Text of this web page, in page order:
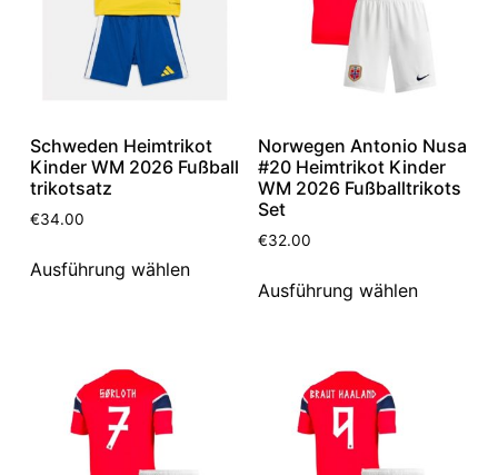
Schweden Heimtrikot
Kinder WM 2026 Fußball
trikotsatz
€34.00
Ausführung wählen
Norwegen Antonio Nusa
#20 Heimtrikot Kinder
WM 2026 Fußballtrikots
Set
€32.00
Ausführung wählen